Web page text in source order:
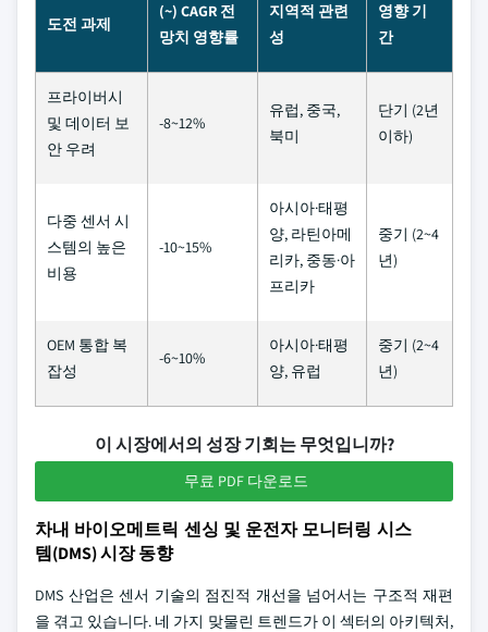
도전 과제
(~) CAGR 전
망치 영향률
지역적 관련
성
영향 기
간
프라이버시
및 데이터 보
안 우려
-8~12%
유럽, 중국,
북미
단기 (2년
이하)
다중 센서 시
스템의 높은
비용
-10~15%
아시아·태평
양, 라틴아메
리카, 중동·아
프리카
중기 (2~4
년)
OEM 통합 복
잡성
-6~10%
아시아·태평
양, 유럽
중기 (2~4
년)
이 시장에서의 성장 기회는 무엇입니까?
무료 PDF 다운로드
차내 바이오메트릭 센싱 및 운전자 모니터링 시스
템(DMS) 시장 동향
DMS 산업은 센서 기술의 점진적 개선을 넘어서는 구조적 재편
을 겪고 있습니다. 네 가지 맞물린 트렌드가 이 섹터의 아키텍처,